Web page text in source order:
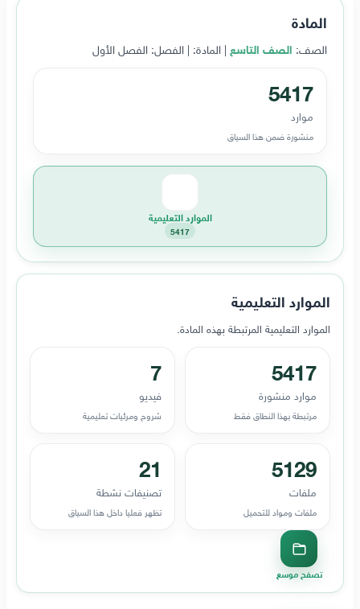
المادة
الصف: الصف التاسع | المادة: | الفصل: الفصل الأول
5417
موارد
منشورة ضمن هذا السياق
الموارد التعليمية
5417
الموارد التعليمية
الموارد التعليمية المرتبطة بهذه المادة.
5417
موارد منشورة
مرتبطة بهذا النطاق فقط
7
فيديو
شروح ومرئيات تعليمية
5129
ملفات
ملفات ومواد للتحميل
21
تصنيفات نشطة
تظهر فعليا داخل هذا السياق
تصفح موسع